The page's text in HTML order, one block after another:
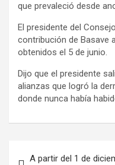
que prevaleció desde
El presidente del
contribución de Basave
obtenidos el 5 de junio.
Dijo que el presidente
alianzas que logró la
donde nunca había
A partir del 1 de